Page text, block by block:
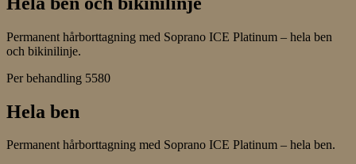
Permanent hårborttagning med Soprano ICE Platinum – hela ben
och bikinilinje.
Per behandling 5580
Hela ben
Permanent hårborttagning med Soprano ICE Platinum – hela ben.